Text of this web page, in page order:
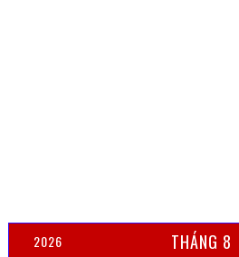
2026 THÁNG 8